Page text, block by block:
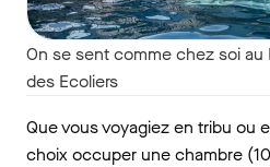
On se sent comme chez soi
des Ecoliers
Que vous voyagiez en tribu ou
choix occuper une chambre